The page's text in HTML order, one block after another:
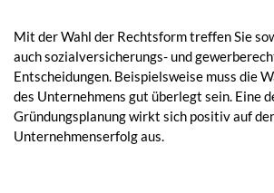
Mit der Wahl der Rechtsform treffen Sie
auch sozialversicherungs- und
Entscheidungen. Beispielsweise muss die
des Unternehmens gut überlegt sein. Eine
Gründungsplanung wirkt sich positiv auf
Unternehmenserfolg aus.